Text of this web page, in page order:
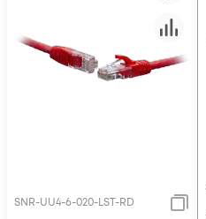
SNR-UU4-6-020-LST-RD